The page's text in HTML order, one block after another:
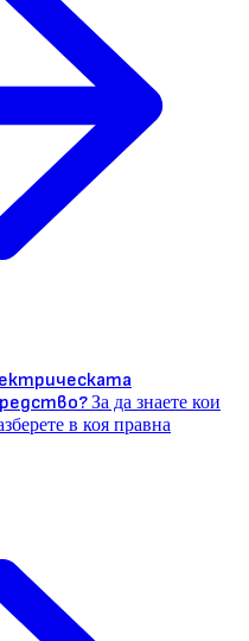
За да знаете кои
в коя правна